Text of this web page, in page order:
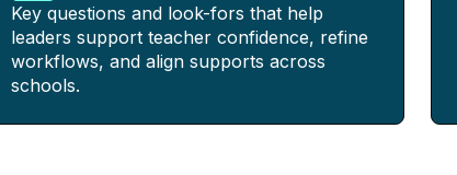
Key questions and look-fors that help
leaders support teacher confidence, refine
workflows, and align supports across
schools.